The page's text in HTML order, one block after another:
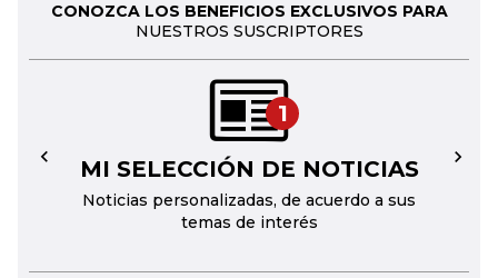
CONOZCA LOS BENEFICIOS EXCLUSIVOS PARA
NUESTROS SUSCRIPTORES
1
MI SELECCIÓN DE NOTICIAS
Noticias personalizadas, de acuerdo a sus
temas de interés
← →